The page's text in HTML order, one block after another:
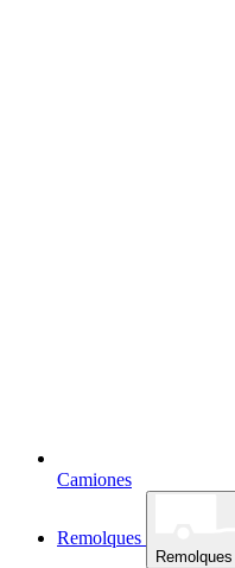
Camiones
Remolques
Remolques